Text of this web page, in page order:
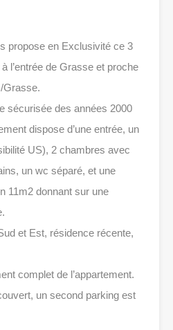
propose en Exclusivité ce 3
l’entrée de Grasse et proche
Grasse.
sécurisée des années 2000
dispose d’une entrée, un
US), 2 chambres avec
un wc séparé, et une
11m2 donnant sur une
et Est, résidence récente,
complet de l’appartement.
un second parking est